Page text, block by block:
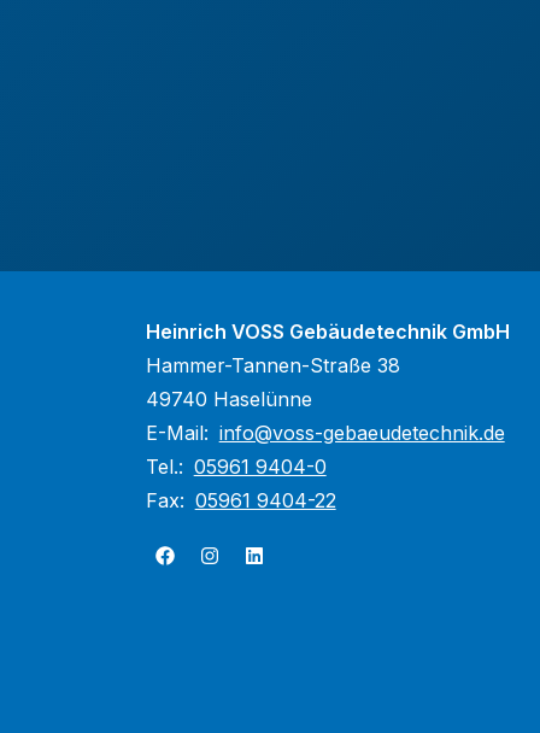
Heinrich VOSS Gebäudetechnik GmbH
Hammer-Tannen-Straße 38
49740 Haselünne
E-Mail: info@voss-gebaeudetechnik.de
Tel.: 05961 9404-0
Fax: 05961 9404-22